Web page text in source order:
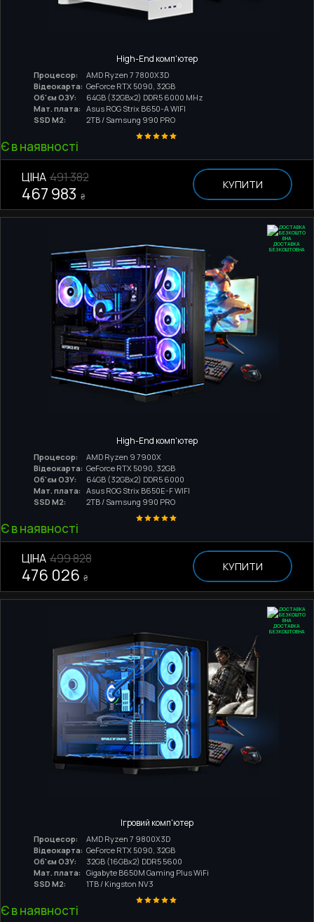
High-End комп'ютер
Процесор:
AMD Ryzen 7 7800X3D
Відеокарта: GeForce RTX 5090, 32GB
Об'єм ОЗУ:
64GB (32GBx2) DDR5 6000 MHz
Мат. плата:
Asus ROG Strix B650-A WIFI
SSD M2:
2TB / Samsung 990 PRO
Є в наявності
ЦІНА 491 382
467 983 ₴
КУПИТИ
ДОСТАВКА
БЕЗКОШТОВНА
High-End комп'ютер
Процесор:
AMD Ryzen 9 7900X
Відеокарта: GeForce RTX 5090, 32GB
Об'єм ОЗУ:
64GB (32GBx2) DDR5 6000
Мат. плата:
Asus ROG Strix B650E-F WIFI
SSD M2:
2TB / Samsung 990 PRO
Є в наявності
ЦІНА 499 828
476 026 ₴
КУПИТИ
ДОСТАВКА
БЕЗКОШТОВНА
Ігровий комп'ютер
Процесор:
AMD Ryzen 7 9800X3D
Відеокарта: GeForce RTX 5090, 32GB
Об'єм ОЗУ:
32GB (16GBx2) DDR5 5600
Мат. плата:
Gigabyte B650M Gaming Plus WiFi
SSD M2:
1TB / Kingston NV3
Є в наявності